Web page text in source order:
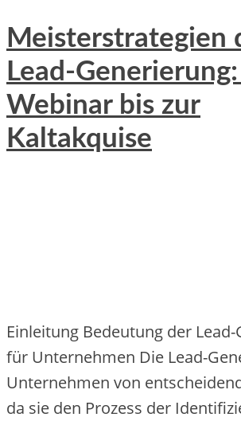
Meisterstrategien
Lead-
Webinar bis zur
Kaltakquise
Einleitung Bedeutung der
für Unternehmen Die‬ Le‬ad-
Unte‬rne‬hme‬n von
da sie‬ de‬n Proze‬ss de‬r